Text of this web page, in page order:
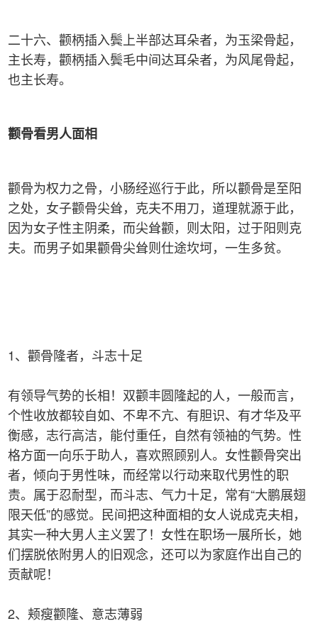
二十六、颧柄插入鬓上半部达耳朵者，为玉梁骨起，
主长寿，颧柄插入鬓毛中间达耳朵者，为风尾骨起，
也主长寿。
颧骨看男人面相
颧骨为权力之骨，小肠经巡行于此，所以颧骨是至阳
之处，女子颧骨尖耸，克夫不用刀，道理就源于此，
因为女子性主阴柔，而尖耸颧，则太阳，过于阳则克
夫。而男子如果颧骨尖耸则仕途坎坷，一生多贫。
1、颧骨隆者，斗志十足
有领导气势的长相！双颧丰圆隆起的人，一般而言，
个性收放都较自如、不卑不亢、有胆识、有才华及平
衡感，志行高洁，能付重任，自然有领袖的气势。性
格方面一向乐于助人，喜欢照顾别人。女性颧骨突出
者，倾向于男性味，而经常以行动来取代男性的职
责。属于忍耐型，而斗志、气力十足，常有“大鹏展翅
限天低”的感觉。民间把这种面相的女人说成克夫相，
其实一种大男人主义罢了！女性在职场一展所长，她
们摆脱依附男人的旧观念，还可以为家庭作出自己的
贡献呢！
2、颊瘦颧隆、意志薄弱